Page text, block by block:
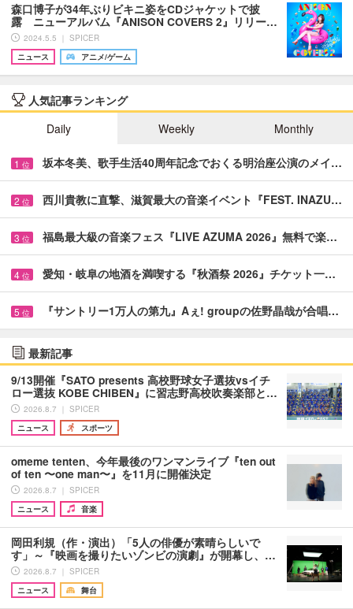
森口博子が34年ぶりビキニ姿をCDジャケットで披
露 ニューアルバム『ANISON COVERS 2』リリー…
2024.5.5 ｜ SPICER
ニュース
アニメ/ゲーム
人気記事ランキング
Daily
Weekly Monthly
1 位 坂本冬美、歌手生活40周年記念でおくる明治座公演のメイ…
2 位 西川貴教に直撃、滋賀最大の音楽イベント『FEST. INAZU…
3 位 福島最大級の音楽フェス『LIVE AZUMA 2026』無料で楽…
4 位 愛知・岐阜の地酒を満喫する『秋酒祭 2026』チケット一…
5 位 『サントリー1万人の第九』Aぇ! groupの佐野晶哉が合唱…
最新記事
9/13開催『SATO presents 高校野球女子選抜vsイチ
ロー選抜 KOBE CHIBEN』に習志野高校吹奏楽部と…
2026.8.7 ｜ SPICER
ニュース
スポーツ
omeme tenten、今年最後のワンマンライブ『ten out
of ten 〜one man〜』を11月に開催決定
2026.8.7 ｜ SPICER
ニュース
音楽
岡田利規（作・演出）「5人の俳優が素晴らしいで
す」～『映画を撮りたいゾンビの演劇』が開幕し、…
2026.8.7 ｜ SPICER
ニュース
舞台